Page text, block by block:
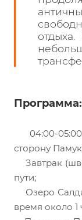
Программа:
04:00-
сторону
Завтрак
пути;
Озеро
время около 1